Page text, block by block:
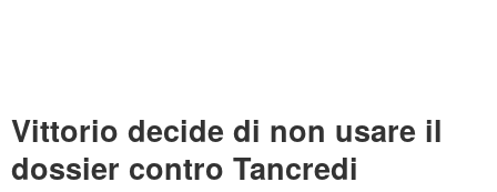
Vittorio decide di non usare il
dossier contro Tancredi